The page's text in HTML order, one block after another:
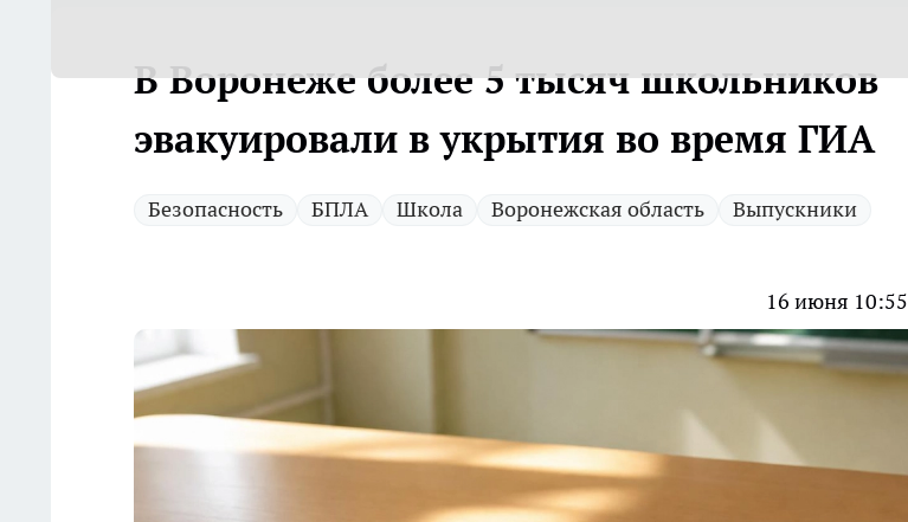
В Воронеже более 5 тысяч школьников
эвакуировали в укрытия во время ГИА
Безопасность БПЛА Школа Воронежская область Выпускники
16 июня 10:55